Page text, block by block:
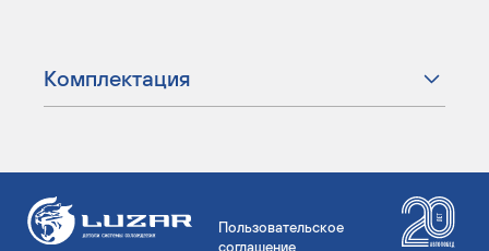
Комплектация
Пользовательское
соглашение